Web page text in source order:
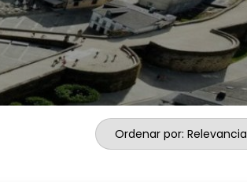
Ordenar por: Relevancia